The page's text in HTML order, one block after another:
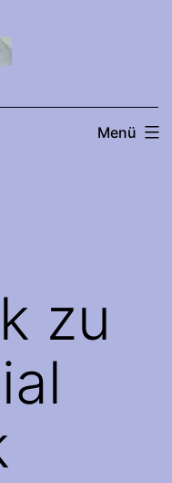
Menü
zu